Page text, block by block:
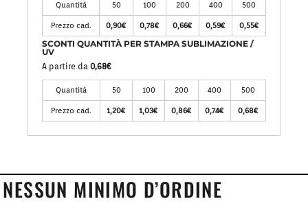
Quantità 50 100 200 400 500
Prezzo cad. 0,90€ 0,78€ 0,66€ 0,59€ 0,55€
SCONTI QUANTITÀ PER STAMPA SUBLIMAZIONE /
UV
A partire da 0,68€
Quantità 50 100 200 400 500
Prezzo cad. 1,20€ 1,03€ 0,86€ 0,74€ 0,68€
NESSUN MINIMO D’ORDINE